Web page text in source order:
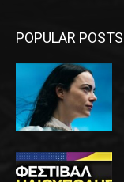
POPULAR POSTS